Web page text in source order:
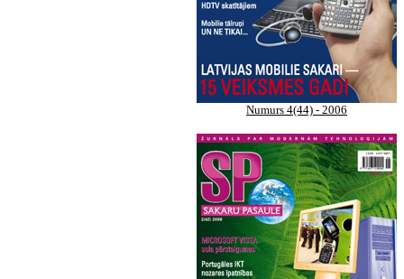
Numurs 4(44) - 2006